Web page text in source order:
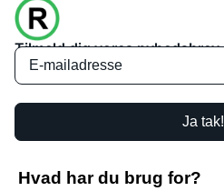
Tilmeld dig vores nyhedsbrev
Ja tak!
Hvad har du brug for?